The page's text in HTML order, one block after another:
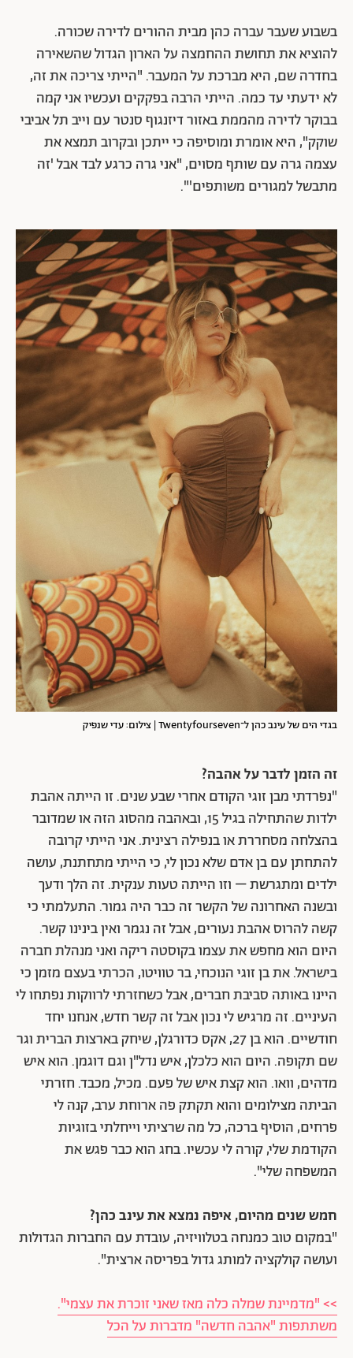
בשבוע שעבר עברה כהן מבית ההורים לדירה שכורה.
להוציא את תחושת ההחמצה על הארון הגדול שהשאירה
בחדרה שם, היא מברכת על המעבר. "הייתי צריכה את זה,
לא ידעתי עד כמה. הייתי הרבה בפקקים ועכשיו אני קמה
בבוקר לדירה מהממת באזור דיזנגוף סנטר עם וייב תל אביבי
שוקק", היא אומרת ומוסיפה כי ייתכן ובקרוב תמצא את
עצמה גרה עם שותף מסוים, "אני גרה כרגע לבד אבל 'זה
מתבשל למגורים משותפים'".
בגדי הים של עינב כהן ל־Twentyfourseven | צילום: עדי שנפיק
זה הזמן לדבר על אהבה?
"נפרדתי מבן זוגי הקודם אחרי שבע שנים. זו הייתה אהבת
ילדות שהתחילה בגיל 15, ובאהבה מהסוג הזה או שמדובר
בהצלחה מסחררת או בנפילה רצינית. אני הייתי קרובה
להתחתן עם בן אדם שלא נכון לי, כי הייתי מתחתנת, עושה
ילדים ומתגרשת – וזו הייתה טעות ענקית. זה הלך ודעך
ובשנה האחרונה של הקשר זה כבר היה גמור. התעלמתי כי
קשה להרוס אהבת נעורים, אבל זה נגמר ואין בינינו קשר.
היום הוא מחפש את עצמו בקוסטה ריקה ואני מנהלת חברה
בישראל. את בן זוגי הנוכחי, בר טוויטו, הכרתי בעצם מזמן כי
היינו באותה סביבת חברים, אבל כשחזרתי לרווקות נפתחו לי
העיניים. זה מרגיש לי נכון אבל זה קשר חדש, אנחנו יחד
חודשיים. הוא בן 27, אקס כדורגלן, שיחק בארצות הברית וגר
שם תקופה. היום הוא כלכלן, איש נדל"ן וגם דוגמן. הוא איש
מדהים, וואו. הוא קצת איש של פעם. מכיל, מכבד. חזרתי
הביתה מצילומים והוא תקתק פה ארוחת ערב, קנה לי
פרחים, הוסיף ברכה, כל מה שרציתי וייחלתי בזוגיות
הקודמת שלי, קורה לי עכשיו. בחג הוא כבר פגש את
המשפחה שלי".
חמש שנים מהיום, איפה נמצא את עינב כהן?
"במקום טוב כמנחה בטלוויזיה, עובדת עם החברות הגדולות
ועושה קולקציה למותג גדול בפריסה ארצית".
>> "מדמיינת שמלה כלה מאז שאני זוכרת את עצמי".
משתתפות "אהבה חדשה" מדברות על הכל